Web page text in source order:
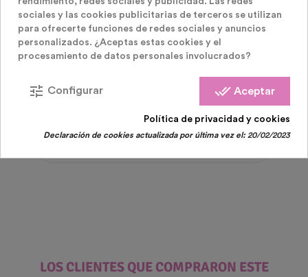
Gafas Luminosas Corazón
Precio
17,75 €
LOS CLIENTES QUE COMPRARON ESTE
sociales y las cookies publicitarias de terceros se utilizan
para ofrecerte funciones de redes sociales y anuncios
personalizados. ¿Aceptas estas cookies y el
procesamiento de datos personales involucrados?
done_all Aceptar
tune Configurar
Política de privacidad y cookies
Declaración de cookies actualizada por última vez el:20/02/2023